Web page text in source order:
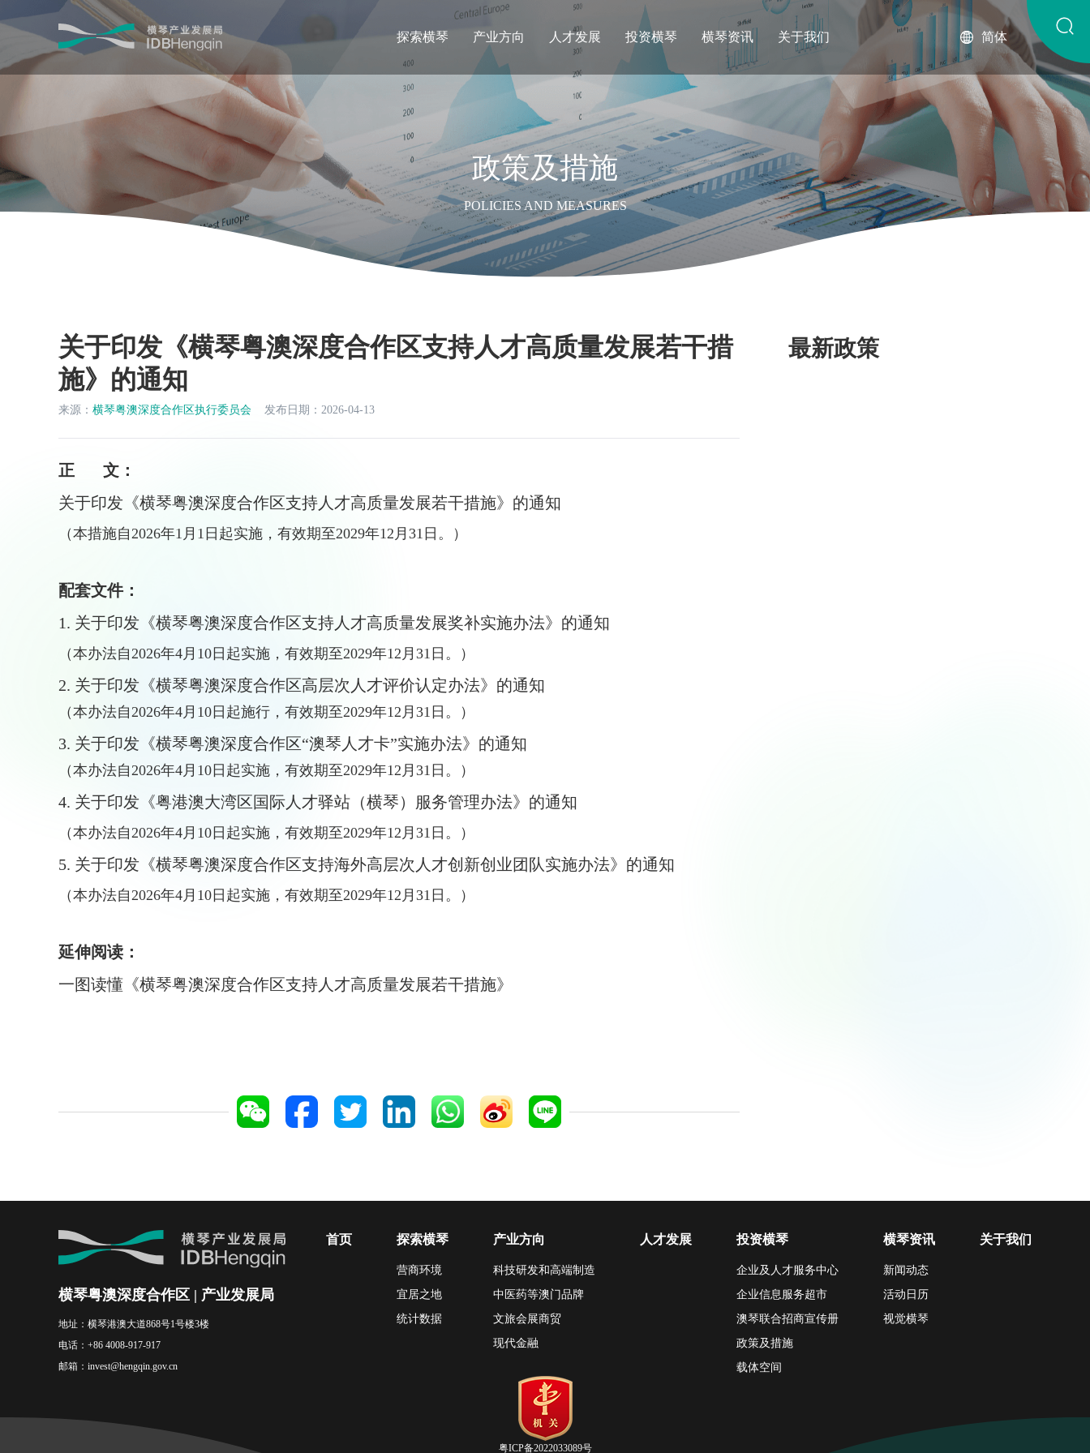
探索横琴 产业方向 人才发展 投资横琴 横琴资讯 关于我们 简体
政策及措施
POLICIES AND MEASURES
关于印发《横琴粤澳深度合作区支持人才高质量发展若干措
施》的通知
来源： 横琴粤澳深度合作区执行委员会 发布日期：2026-04-13
正 文：
关于印发《横琴粤澳深度合作区支持人才高质量发展若干措施》的通知
（本措施自2026年1月1日起实施，有效期至2029年12月31日。 ）
配套文件：
1. 关于印发《横琴粤澳深度合作区支持人才高质量发展奖补实施办法》的通知
（本办法自2026年4月10日起实施，有效期至2029年12月31日。 ）
2. 关于印发《横琴粤澳深度合作区高层次人才评价认定办法》的通知
（本办法自2026年4月10日起施行，有效期至2029年12月31日。 ）
3. 关于印发《横琴粤澳深度合作区“澳琴人才卡”实施办法》的通知
（本办法自2026年4月10日起实施，有效期至2029年12月31日。 ）
4. 关于印发《粤港澳大湾区国际人才驿站（横琴）服务管理办法》的通知
（本办法自2026年4月10日起实施，有效期至2029年12月31日。 ）
5. 关于印发《横琴粤澳深度合作区支持海外高层次人才创新创业团队实施办法》的通知
（本办法自2026年4月10日起实施，有效期至2029年12月31日。 ）
延伸阅读：
一图读懂《横琴粤澳深度合作区支持人才高质量发展若干措施》
最新政策
横琴粤澳深度合作区 | 产业发展局
地址： 横琴港澳大道868号1号楼3楼
电话： +86 4008-917-917
邮箱： invest@hengqin.gov.cn
首页 探索横琴
营商环境
宜居之地
统计数据
产业方向
科技研发和高端制造
中医药等澳门品牌
文旅会展商贸
现代金融
人才发展 投资横琴
企业及人才服务中心
企业信息服务超市
澳琴联合招商宣传册
政策及措施
载体空间
横琴资讯
新闻动态
活动日历
视觉横琴
关于我们
粤ICP备2022033089号